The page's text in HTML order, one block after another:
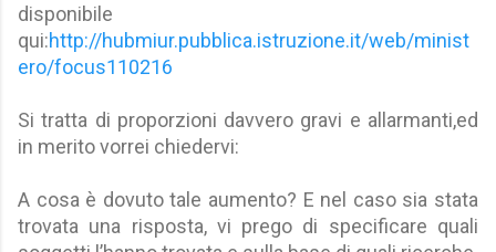
disponibile
qui:http://hubmiur.pubblica.istruzione.it/web/minist
ero/focus110216
Si tratta di proporzioni davvero gravi e allarmanti,ed
in merito vorrei chiedervi:
A cosa è dovuto tale aumento? E nel caso sia stata
trovata una risposta, vi prego di specificare quali